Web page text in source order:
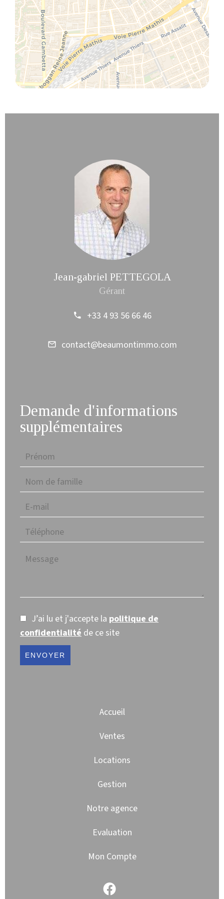
Jean-gabriel PETTEGOLA
Gérant
+33 4 93 56 66 46
contact@beaumontimmo.com
Demande d'informations
supplémentaires
J’ai lu et j'accepte la politique de
confidentialité de ce site
ENVOYER
Accueil
Ventes
Locations
Gestion
Notre agence
Evaluation
Mon Compte